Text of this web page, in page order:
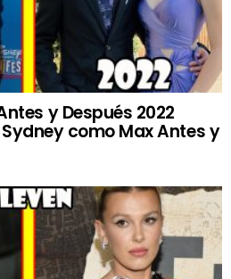
y Después 2022
como Max Antes y